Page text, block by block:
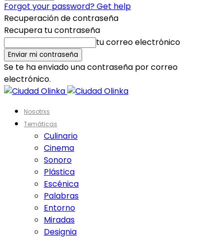
Forgot your password? Get help
Recuperación de contraseña
Recupera tu contraseña
tu correo electrónico
Se te ha enviado una contraseña por correo
electrónico.
Nosotrxs
Temáticas
Culinario
Cinema
Sonoro
Plástica
Escénica
Palabras
Entorno
Miradas
Designia